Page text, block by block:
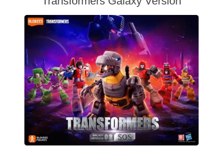
Transformers Galaxy Version